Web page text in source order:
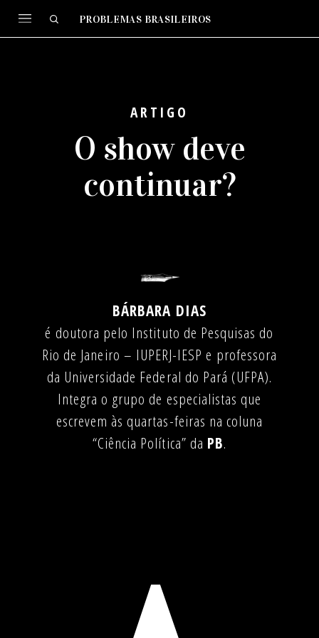
PROBLEMAS BRASILEIROS
ARTIGO
O show deve
continuar?
BÁRBARA DIAS
é doutora pelo Instituto de Pesquisas do
Rio de Janeiro – IUPERJ-IESP e professora
da Universidade Federal do Pará (UFPA).
Integra o grupo de especialistas que
escrevem às quartas-feiras na coluna
“Ciência Política” da PB.